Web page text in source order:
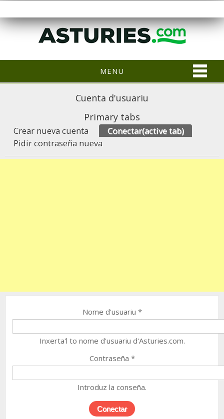
MENU
Cuenta d'usuariu
Primary tabs
Crear nueva cuenta Conectar(active tab)
Pidir contraseña nueva
Nome d'usuariu *
Inxerta'l to nome d'usuariu d'Asturies.com.
Contraseña *
Introduz la conseña.